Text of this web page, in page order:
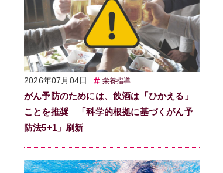
2026年07月04日 栄養指導
がん予防のためには、飲酒は「ひかえる」
ことを推奨 「科学的根拠に基づくがん予
防法5+1」刷新